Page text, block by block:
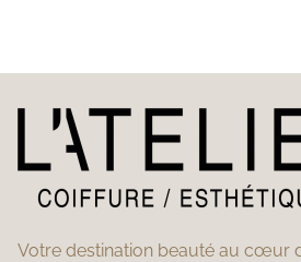
Votre destination beauté au cœur